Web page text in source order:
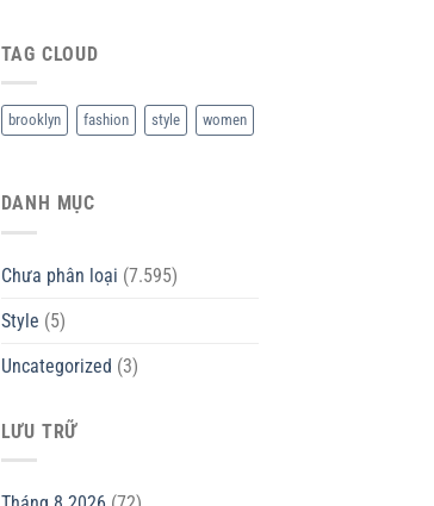
TAG CLOUD
brooklyn fashion style women
DANH MỤC
Chưa phân loại (7.595)
Style (5)
Uncategorized (3)
LƯU TRỮ